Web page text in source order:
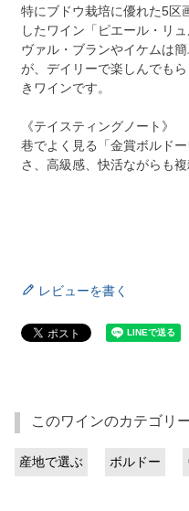
特にブドウ栽培に優れた5区
したワイン「ピエール・リ
ヴァル・ブランやイケムは
が、デイリーで楽しんでも
きワインです。
《テイスティングノート》
巷でよく見る「金賞ボルド
さ、高級感、快活ながらも
レビューを書く
このワインのカテゴリ
産地で選ぶ ボルドー